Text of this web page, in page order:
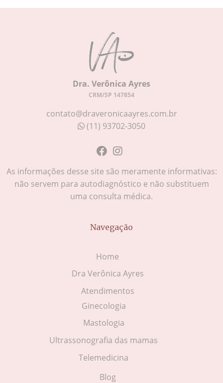
Dra. Verônica Ayres
CRM/SP 147854
contato@draveronicaayres.com.br
(11) 93702-3050
As informações desse site são meramente informativas:
não servem para autodiagnóstico e não substituem
uma consulta médica.
Navegação
Home
Dra Verônica Ayres
Atendimentos
Ginecologia
Mastologia
Ultrassonografia das mamas
Telemedicina
Blog